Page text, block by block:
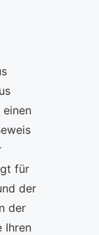
für
der
der
Ihren